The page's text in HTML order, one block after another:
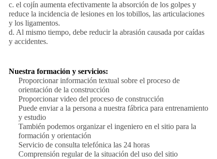
c. el cojín aumenta efectivamente la absorción de los golpes y
reduce la incidencia de lesiones en los tobillos, las articulaciones
y los ligamentos.
d. Al mismo tiempo, debe reducir la abrasión causada por caídas
y accidentes.
Nuestra formación y servicios:
Proporcionar información textual sobre el proceso de
orientación de la construcción
Proporcionar video del proceso de construcción
Puede enviar a la persona a nuestra fábrica para entrenamiento
y estudio
También podemos organizar el ingeniero en el sitio para la
formación y orientación
Servicio de consulta telefónica las 24 horas
Comprensión regular de la situación del uso del sitio